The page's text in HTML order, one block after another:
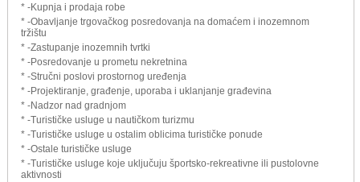
* -Kupnja i prodaja robe
* -Obavljanje trgovačkog posredovanja na domaćem i inozemnom
tržištu
* -Zastupanje inozemnih tvrtki
* -Posredovanje u prometu nekretnina
* -Stručni poslovi prostornog uređenja
* -Projektiranje, građenje, uporaba i uklanjanje građevina
* -Nadzor nad gradnjom
* -Turističke usluge u nautičkom turizmu
* -Turističke usluge u ostalim oblicima turističke ponude
* -Ostale turističke usluge
* -Turističke usluge koje uključuju športsko-rekreativne ili pustolovne
aktivnosti